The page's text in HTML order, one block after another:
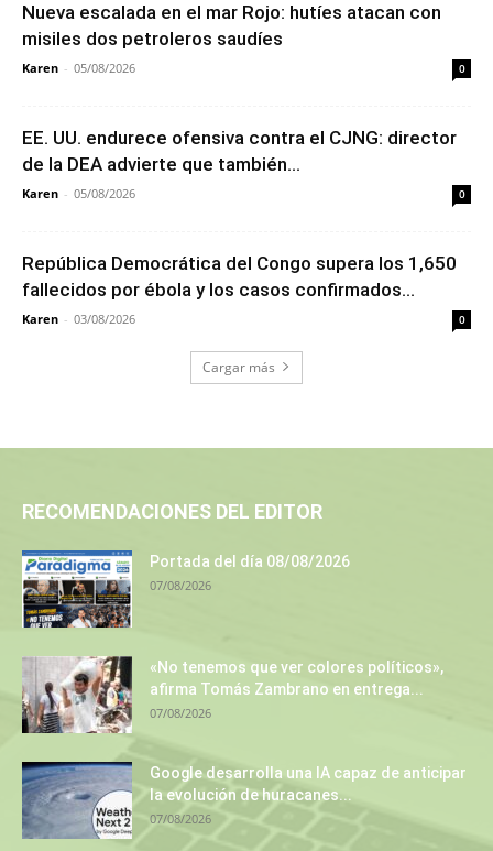
Nueva escalada en el mar Rojo: hutíes atacan con
misiles dos petroleros saudíes
Karen - 05/08/2026 0
EE. UU. endurece ofensiva contra el CJNG: director
de la DEA advierte que también...
Karen - 05/08/2026 0
República Democrática del Congo supera los 1,650
fallecidos por ébola y los casos confirmados...
Karen - 03/08/2026 0
Cargar más
RECOMENDACIONES DEL EDITOR
Portada del día 08/08/2026
07/08/2026
«No tenemos que ver colores políticos»,
afirma Tomás Zambrano en entrega...
07/08/2026
Google desarrolla una IA capaz de anticipar
la evolución de huracanes...
07/08/2026